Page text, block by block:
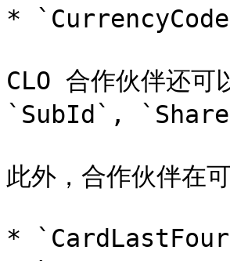
*
CLO 合作伙伴还
`SubId`,
此外，合作伙伴在
* `CardLastFour`